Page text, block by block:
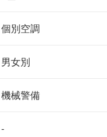
個別空調
男女別
機械警備
-